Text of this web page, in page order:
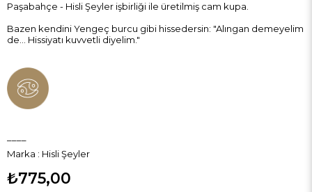
Paşabahçe - Hisli Şeyler işbirliği ile üretilmiş cam kupa.
Bazen kendini Yengeç burcu gibi hissedersin: "Alıngan demeyelim
de... Hissiyatı kuvvetli diyelim."
Marka : Hisli Şeyler
₺775,00